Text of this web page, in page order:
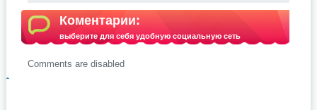
Коментарии:
выберите для себя удобную социальную сеть
Comments are disabled
.